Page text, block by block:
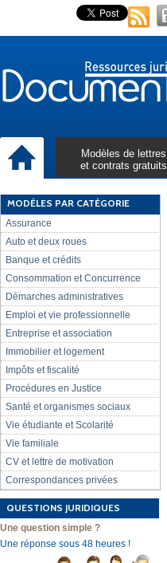
Modèles de lettres
et contrats gratuits
MODÈLES PAR CATÉGORIE
Assurance
Auto et deux roues
Banque et crédits
Consommation et Concurrence
Démarches administratives
Emploi et vie professionnelle
Entreprise et association
Immobilier et logement
Impôts et fiscalité
Procédures en Justice
Santé et organismes sociaux
Vie étudiante et Scolarité
Vie familiale
CV et lettre de motivation
Correspondances privées
QUESTIONS JURIDIQUES
Une question simple ?
Une réponse sous 48 heures !